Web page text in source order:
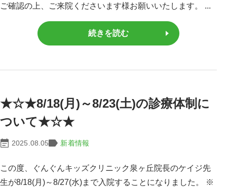
ご確認の上、ご来院くださいます様お願いいたします。 ...
続きを読む
★☆★8/18(月)～8/23(土)の診療体制に
ついて★☆★
2025.08.05 新着情報
この度、ぐんぐんキッズクリニック泉ヶ丘院長のケイジ先
生が8/18(月)～8/27(水)まで入院することになりました。 ※